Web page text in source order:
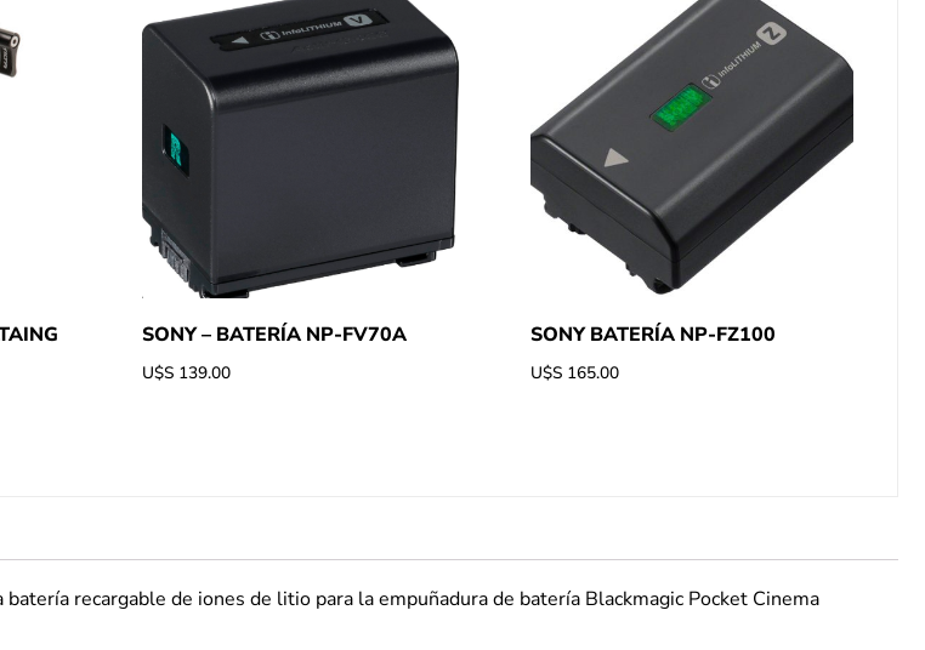
SONY – BATERÍA NP-FV70A
U$S 139.00
SONY BATERÍA NP-FZ100
U$S 165.00
recargable de iones de litio para la empuñadura de batería Blackmagic Pocket Cinema